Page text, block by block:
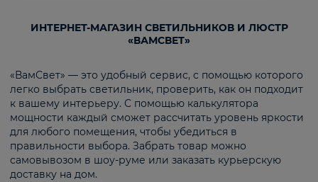
ИНТЕРНЕТ-МАГАЗИН СВЕТИЛЬНИКОВ И ЛЮСТР
«ВАМСВЕТ»
«ВамСвет» — это удобный сервис, с помощью которого
легко выбрать светильник, проверить, как он подходит
к вашему интерьеру. С помощью калькулятора
мощности каждый сможет рассчитать уровень яркости
для любого помещения, чтобы убедиться в
правильности выбора. Забрать товар можно
самовывозом в шоу-руме или заказать курьерскую
доставку на дом.